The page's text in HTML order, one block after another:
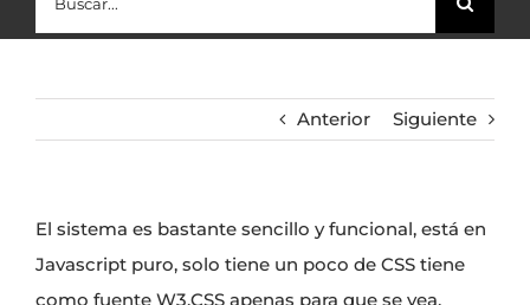
Anterior Siguiente
El sistema es bastante sencillo y funcional, está en
Javascript puro, solo tiene un poco de CSS tiene
como fuente W3.CSS apenas para que se vea,